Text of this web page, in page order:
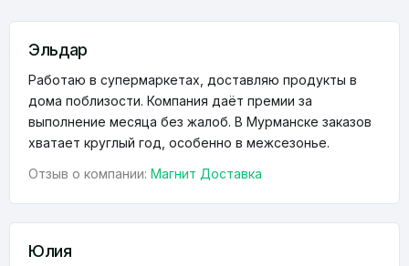
Эльдар
Работаю в супермаркетах, доставляю продукты в
дома поблизости. Компания даёт премии за
выполнение месяца без жалоб. В Мурманске заказов
хватает круглый год, особенно в межсезонье.
Отзыв о компании: Магнит Доставка
Юлия